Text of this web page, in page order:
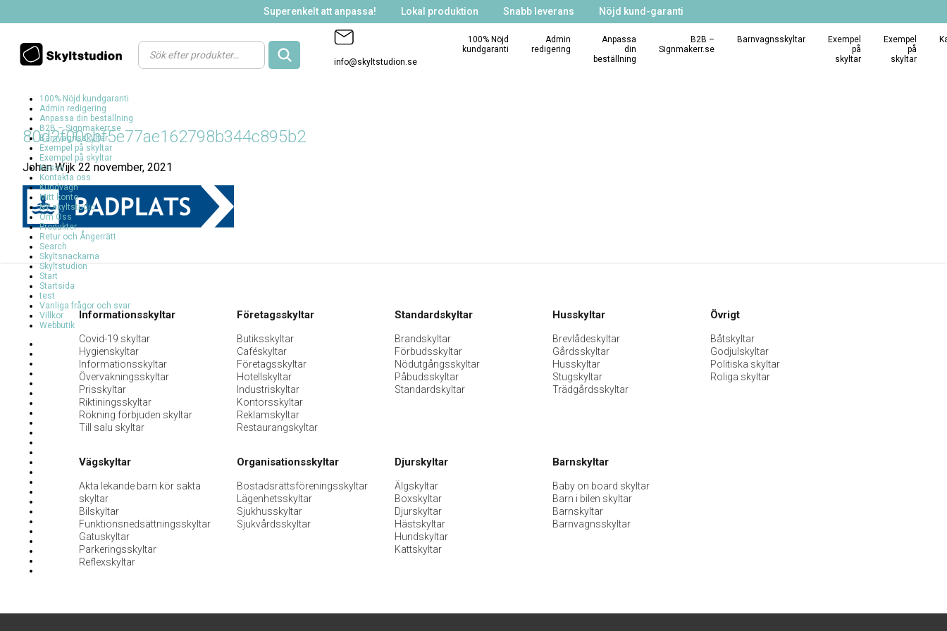
Superenkelt att anpassa! Lokal produktion Snabb leverans Nöjd kund-garanti
Products
search
info@skyltstudion.se
100% Nöjd
kundgaranti
Admin
redigering
Anpassa
din
beställning
B2B –
Signmakerr.se
Barnvagnsskyltar
Exempel
på
skyltar
Exempel
på
skyltar
100% Nöjd kundgaranti
Admin redigering
Anpassa din beställning
B2B – Signmakerr.se
Barnvagnsskyltar
Exempel på skyltar
Exempel på skyltar
Kassa
Kontakta oss
Kundvagn
Mitt konto
NY skyltstudio
Om Oss
Produkter
Retur och Ångerrätt
Search
Skyltsnackarna
Skyltstudion
Start
Startsida
test
Vanliga frågor och svar
Villkor
Webbutik
80d2f00cbf5e77ae162798b344c895b2
Johan Wijk 22 november, 2021
Informationsskyltar
Covid-19 skyltar
Hygienskyltar
Informationsskyltar
Övervakningsskyltar
Prisskyltar
Riktiningsskyltar
Rökning förbjuden skyltar
Till salu skyltar
Företagsskyltar
Butiksskyltar
Caféskyltar
Företagsskyltar
Hotellskyltar
Industriskyltar
Kontorsskyltar
Reklamskyltar
Restaurangskyltar
Standardskyltar
Brandskyltar
Förbudsskyltar
Nödutgångsskyltar
Påbudsskyltar
Standardskyltar
Husskyltar
Brevlådeskyltar
Gårdsskyltar
Husskyltar
Stugskyltar
Trädgårdsskyltar
Övrigt
Båtskyltar
Godjulskyltar
Politiska skyltar
Roliga skyltar
Vägskyltar
Akta lekande barn kör sakta
skyltar
Bilskyltar
Funktionsnedsättningsskyltar
Gatuskyltar
Parkeringsskyltar
Reflexskyltar
Organisationsskyltar
Bostadsrättsföreningsskyltar
Lägenhetsskyltar
Sjukhusskyltar
Sjukvårdsskyltar
Djurskyltar
Älgskyltar
Boxskyltar
Djurskyltar
Hästskyltar
Hundskyltar
Kattskyltar
Barnskyltar
Baby on board skyltar
Barn i bilen skyltar
Barnskyltar
Barnvagnsskyltar